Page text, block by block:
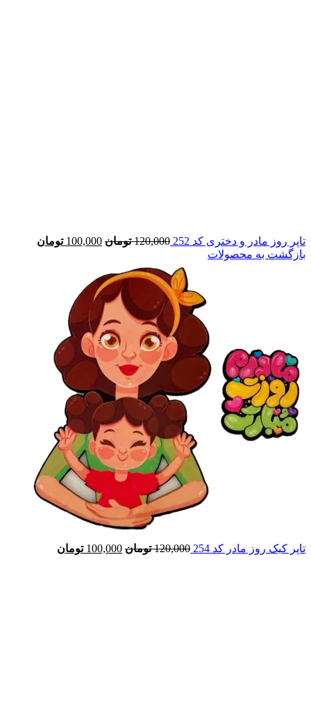
تاپر روز مادر و دختری کد 252 120,000 تومان 100,000 تومان
بازگشت به محصولات
تاپر کیک روز مادر کد 254 120,000 تومان 100,000 تومان